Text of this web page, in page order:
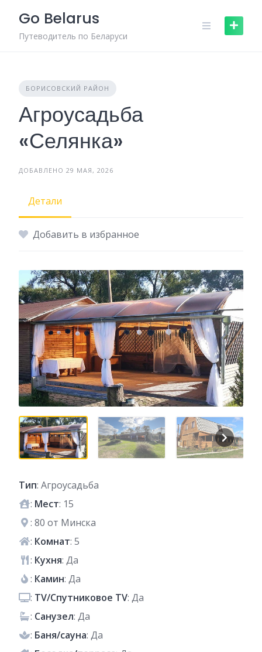
content
Go Belarus
Путеводитель по Беларуси
БОРИСОВСКИЙ РАЙОН
Агроусадьба
«Селянка»
ДОБАВЛЕНО 29 МАЯ, 2026
Детали
Добавить в избранное
Тип: Агроусадьба
: Мест: 15
: 80 от Минска
: Комнат: 5
: Кухня: Да
: Камин: Да
: TV/Спутниковое TV: Да
: Санузел: Да
: Баня/сауна: Да